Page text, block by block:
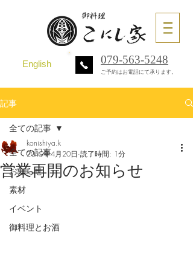
English 079-563-5248
ご予約はお電話にて承ります。
記事
全ての記事
お知らせ
素材
イベント
御料理とお酒
全ての記事
営業再開のお知らせ
konishiya.k
2019年4月20日 読了時間: 1分